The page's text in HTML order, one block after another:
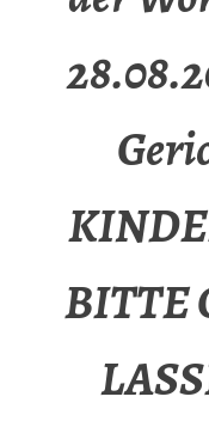
BITTE